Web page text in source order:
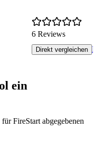
6 Reviews
Direkt vergleichen
ein
FireStart abgegebenen